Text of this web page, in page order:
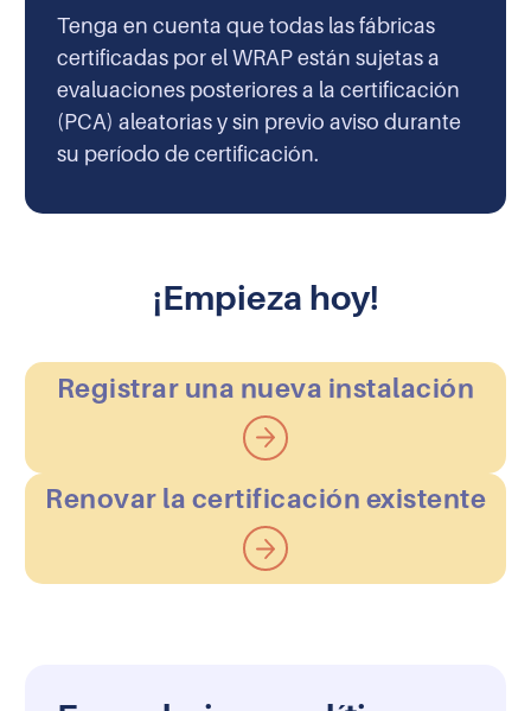
Tenga en cuenta que todas las fábricas
certificadas por el WRAP están sujetas a
evaluaciones posteriores a la certificación
(PCA) aleatorias y sin previo aviso durante
su período de certificación.
¡Empieza hoy!
Registrar una nueva instalación
Renovar la certificación existente